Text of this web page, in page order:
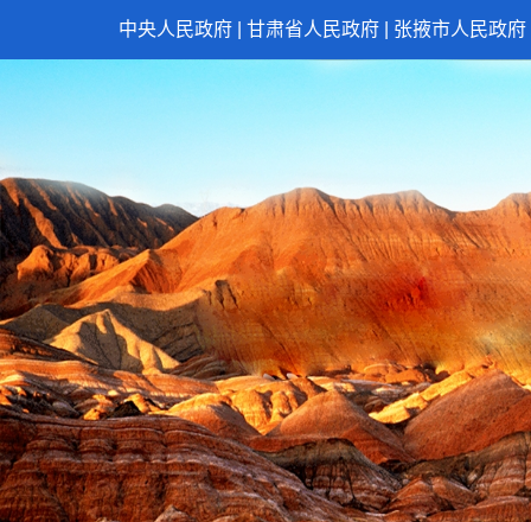
中央人民政府 甘肃省人民政府 张掖市人民政府